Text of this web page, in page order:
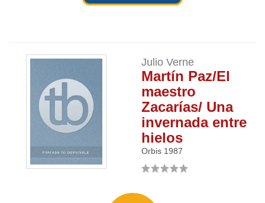
Julio Verne
Martín Paz/El
maestro
Zacarías/ Una
invernada entre
hielos
Orbis 1987